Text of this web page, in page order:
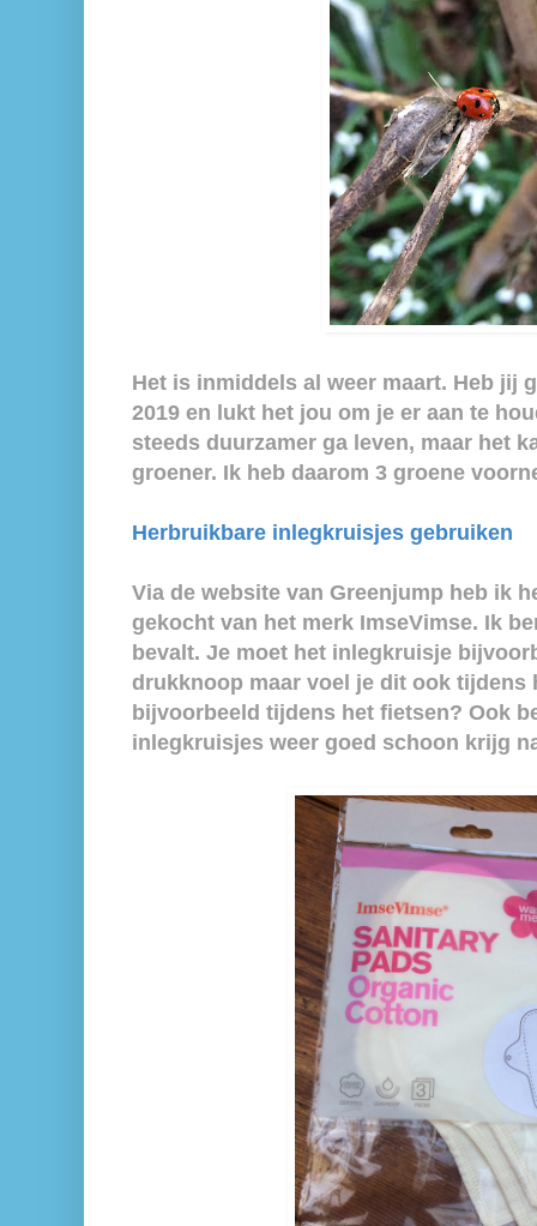
Het is inmiddels al weer maart. Heb jij
2019 en lukt het jou om je er aan te
steeds duurzamer ga leven, maar het
groener. Ik heb daarom 3 groene
Herbruikbare inlegkruisjes gebruiken
Via de website van Greenjump heb ik
gekocht van het merk ImseVimse. Ik
bevalt. Je moet het inlegkruisje
drukknoop maar voel je dit ook tijdens
bijvoorbeeld tijdens het fietsen? Ook
inlegkruisjes weer goed schoon krijg